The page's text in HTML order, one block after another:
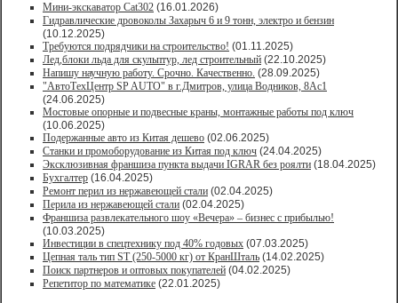
Мини-экскаватор Cat302 (16.01.2026)
Гидравлические дровоколы Захарыч 6 и 9 тонн, электро и бензин
(10.12.2025)
Требуются подрядчики на строительство! (01.11.2025)
Лед,блоки льда для скульптур, лед строительный (22.10.2025)
Напишу научную работу. Срочно. Качественно. (28.09.2025)
"АвтоТехЦентр SP AUTO" в г.Дмитров, улица Водников, 8Ас1
(24.06.2025)
Мостовые опорные и подвесные краны, монтажные работы под ключ
(10.06.2025)
Подержанные авто из Китая дешево (02.06.2025)
Станки и промоборудование из Китая под ключ (24.04.2025)
Эксклюзивная франшиза пункта выдачи IGRAR без роялти (18.04.2025)
Бухгалтер (16.04.2025)
Ремонт перил из нержавеющей стали (02.04.2025)
Перила из нержавеющей стали (02.04.2025)
Франшиза развлекательного шоу «Вечера» – бизнес с прибылью!
(10.03.2025)
Инвестиции в спецтехнику под 40% годовых (07.03.2025)
Цепная таль тип ST (250-5000 кг) от КранШталь (14.02.2025)
Поиск партнеров и оптовых покупателей (04.02.2025)
Репетитор по математике (22.01.2025)